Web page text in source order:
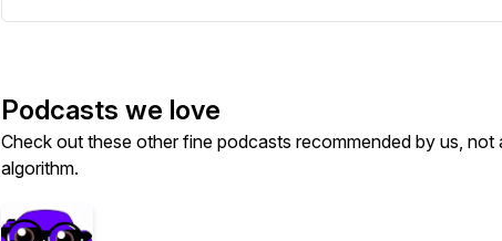
Podcasts we love
Check out these other fine podcasts recommended by us, not
algorithm.